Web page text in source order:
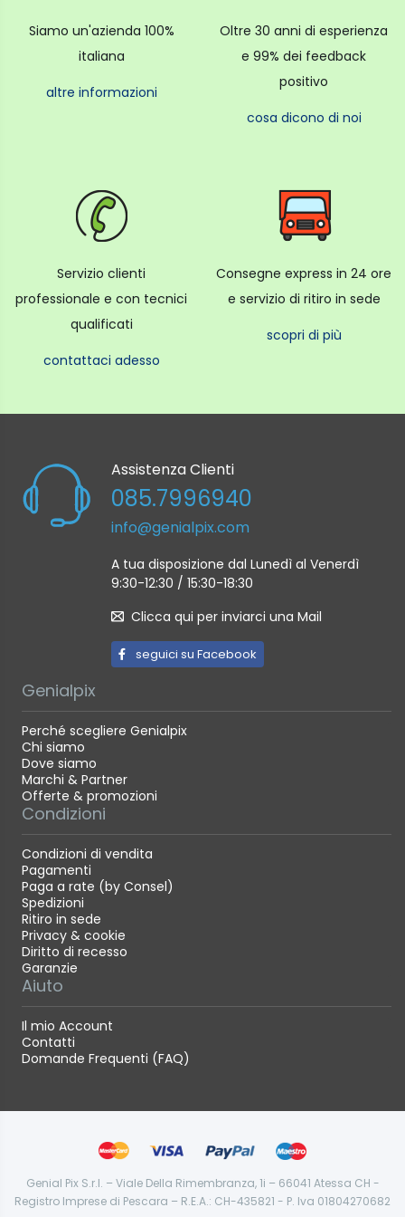
Specchio selfie integrato e modalità Close-up
È quello per cui è nata INSTAX mini 12.
Con uno specchio perfettamente posizionato, la
bel ritratto.
È un momento selfie straordinario.
INSTAX mini 12 è progettata per stare al passo con la
vita, ovunque ti portino le tue avventure.
Ecco perché questa fotocamera è dotata di
controlli semplicissimi in modo che tutti i tuoi amici
possano provarci. Ruota per accendere.
Close-up.
La confezione contiene instax mini 12 fotocamera,
tracolla, manuale d'uso, batterie AA x 2
Siamo un'azienda 100%
italiana
altre informazioni
Oltre 30 anni di esperienza
e 99% dei feedback
positivo
cosa dicono di noi
Servizio clienti
professionale e con tecnici
qualificati
contattaci adesso
Consegne express in 24 ore
e servizio di ritiro in sede
scopri di più
Assistenza Clienti
085.7996940
info@genialpix.com
A tua disposizione dal Lunedì al Venerdì
9:30-12:30 / 15:30-18:30
Clicca qui per inviarci una Mail
seguici su Facebook
Genialpix
Perché scegliere Genialpix
Chi siamo
Dove siamo
Marchi & Partner
Offerte & promozioni
Condizioni
Condizioni di vendita
Pagamenti
Paga a rate (by Consel)
Spedizioni
Ritiro in sede
Privacy & cookie
Diritto di recesso
Garanzie
Aiuto
Il mio Account
Contatti
Domande Frequenti (FAQ)
Genial Pix S.r.l. – Viale Della Rimembranza, 1i – 66041 Atessa CH -
Registro Imprese di Pescara – R.E.A.: CH-435821 - P. Iva 01804270682